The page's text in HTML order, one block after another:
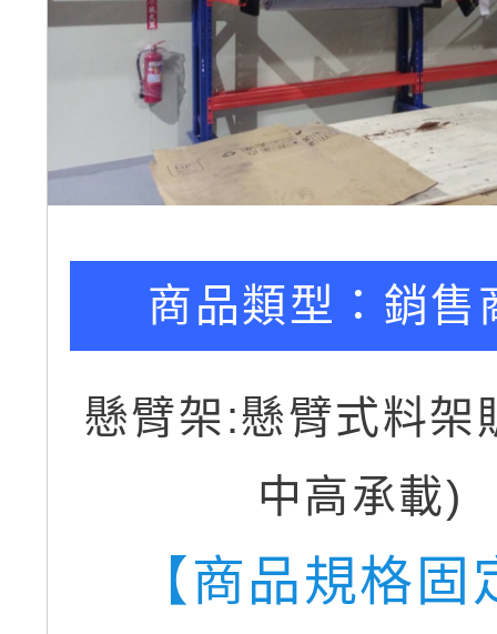
商品類型： 銷售
懸臂架:懸臂式料架
中高承載)
【商品規格固